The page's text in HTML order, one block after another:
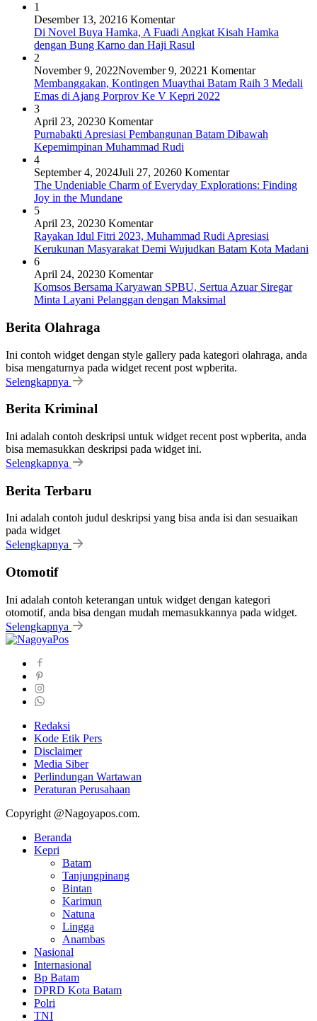
1
Desember 13, 20216 Komentar
Di Novel Buya Hamka, A Fuadi Angkat Kisah Hamka
dengan Bung Karno dan Haji Rasul
2
November 9, 2022November 9, 20221 Komentar
Membanggakan, Kontingen Muaythai Batam Raih 3 Medali
Emas di Ajang Porprov Ke V Kepri 2022
3
April 23, 20230 Komentar
Purnabakti Apresiasi Pembangunan Batam Dibawah
Kepemimpinan Muhammad Rudi
4
September 4, 2024Juli 27, 20260 Komentar
The Undeniable Charm of Everyday Explorations: Finding
Joy in the Mundane
5
April 23, 20230 Komentar
Rayakan Idul Fitri 2023, Muhammad Rudi Apresiasi
Kerukunan Masyarakat Demi Wujudkan Batam Kota Madani
6
April 24, 20230 Komentar
Komsos Bersama Karyawan SPBU, Sertua Azuar Siregar
Minta Layani Pelanggan dengan Maksimal
Berita Olahraga
Ini contoh widget dengan style gallery pada kategori olahraga, anda
bisa mengaturnya pada widget recent post wpberita.
Selengkapnya
Berita Kriminal
Ini adalah contoh deskripsi untuk widget recent post wpberita, anda
bisa memasukkan deskripsi pada widget ini.
Selengkapnya
Berita Terbaru
Ini adalah contoh judul deskripsi yang bisa anda isi dan sesuaikan
pada widget
Selengkapnya
Otomotif
Ini adalah contoh keterangan untuk widget dengan kategori
otomotif, anda bisa dengan mudah memasukkannya pada widget.
Selengkapnya
Redaksi
Kode Etik Pers
Disclaimer
Media Siber
Perlindungan Wartawan
Peraturan Perusahaan
Copyright @Nagoyapos.com.
Beranda
Kepri
Batam
Tanjungpinang
Bintan
Karimun
Natuna
Lingga
Anambas
Nasional
Internasional
Bp Batam
DPRD Kota Batam
Polri
TNI